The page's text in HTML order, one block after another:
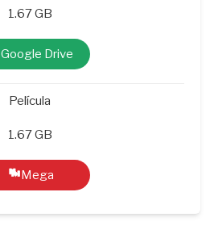
1.67 GB
Google Drive
Película
1.67 GB
Mega